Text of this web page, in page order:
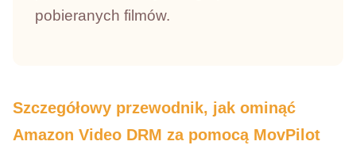
pobieranych filmów.
Szczegółowy przewodnik, jak ominąć
Amazon Video DRM za pomocą MovPilot